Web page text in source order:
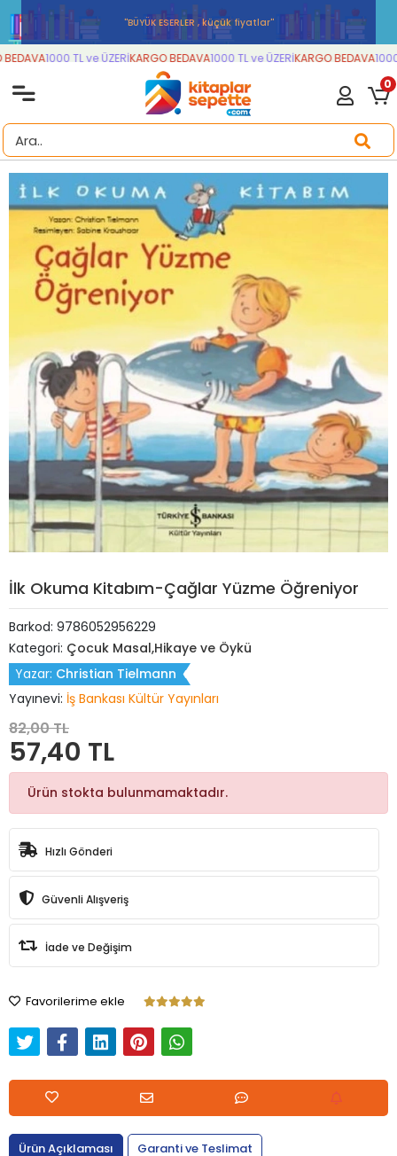
''BÜYÜK ESERLER , küçük fiyatlar''
1000 TL ve ÜZERİKARGO BEDAVA1000 TL ve ÜZERİKARGO BEDAVA1000
0
İlk Okuma Kitabım-Çağlar Yüzme Öğreniyor
Barkod: 9786052956229
Kategori: Çocuk Masal,Hikaye ve Öykü
Yazar: Christian Tielmann
Yayınevi: İş Bankası Kültür Yayınları
82,00 TL
57,40 TL
Ürün stokta bulunmamaktadır.
Hızlı Gönderi
Güvenli Alışveriş
İade ve Değişim
Favorilerime ekle
Ürün Açıklaması
Garanti ve Teslimat